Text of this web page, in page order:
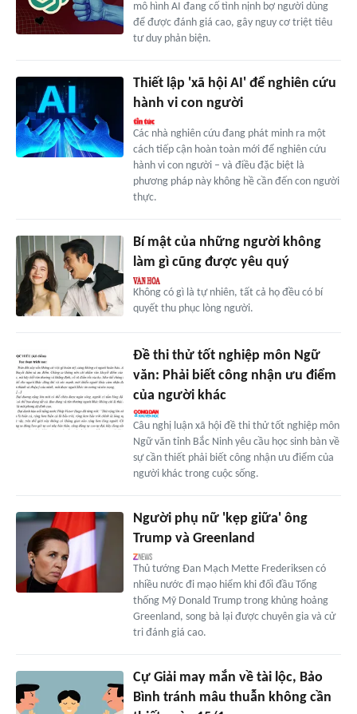
mô hình AI đang cố tình nịnh bợ người dùng
để được đánh giá cao, gây nguy cơ triệt tiêu
tư duy phản biện.
Thiết lập 'xã hội AI' để nghiên cứu
hành vi con người
Các nhà nghiên cứu đang phát minh ra một
cách tiếp cận hoàn toàn mới để nghiên cứu
hành vi con người – và điều đặc biệt là
phương pháp này không hề cần đến con người
thực.
Bí mật của những người không
làm gì cũng được yêu quý
Không có gì là tự nhiên, tất cả họ đều có bí
quyết thu phục lòng người.
Đề thi thử tốt nghiệp môn Ngữ
văn: Phải biết công nhận ưu điểm
của người khác
Câu nghị luận xã hội đề thi thử tốt nghiệp môn
Ngữ văn tỉnh Bắc Ninh yêu cầu học sinh bàn về
sự cần thiết phải biết công nhận ưu điểm của
người khác trong cuộc sống.
Người phụ nữ 'kẹp giữa' ông
Trump và Greenland
Thủ tướng Đan Mạch Mette Frederiksen có
nhiều nước đi mạo hiểm khi đối đầu Tổng
thống Mỹ Donald Trump trong khủng hoảng
Greenland, song bà lại được chuyên gia và cử
tri đánh giá cao.
Cự Giải may mắn về tài lộc, Bảo
Bình tránh mâu thuẫn không cần